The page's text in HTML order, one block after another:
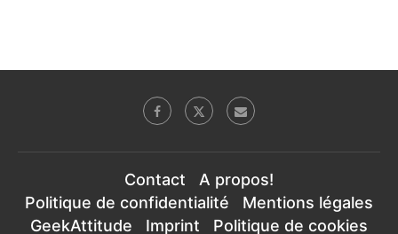
Contact
A propos!
Politique de confidentialité
Mentions légales
GeekAttitude
Imprint Politique de cookies